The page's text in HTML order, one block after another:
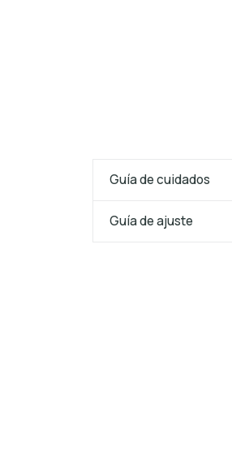
Guía de cuidados
Guía de ajuste